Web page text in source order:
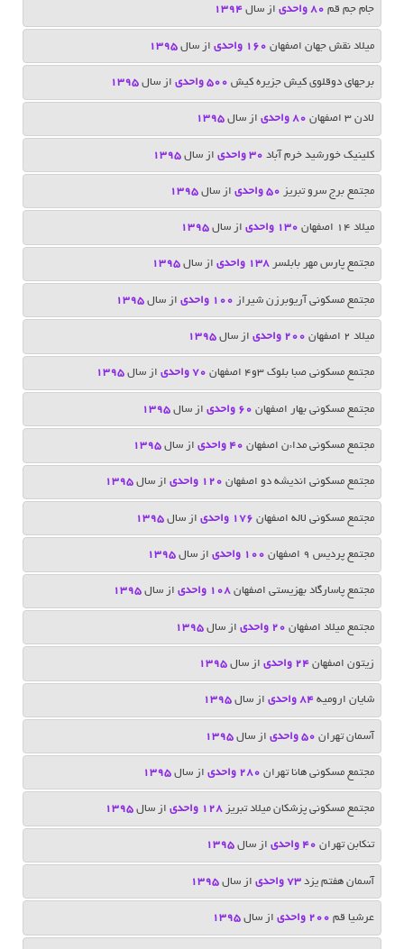
جام جم قم 80 واحدی از سال 1394
میلاد نقش جهان اصفهان 160 واحدی از سال 1395
برجهای دوقلوی کیش جزیره کیش 500 واحدی از سال 1395
لادن ٣ اصفهان ٨٠ واحدی از سال 1395
کلینیک خورشید خرم آباد 30 واحدی از سال 1395
مجتمع برج سرو تبریز 50 واحدی از سال 1395
میلاد 14 اصفهان 130 واحدی از سال 1395
مجتمع پارس مهر بابلسر 138 واحدی از سال 1395
مجتمع مسکونی آریوبرزن شیراز 100 واحدی از سال 1395
میلاد 2 اصفهان 200 واحدی از سال 1395
مجتمع مسکونی صبا بلوک 3و4 اصفهان 70 واحدی از سال 1395
مجتمع مسکونی بهار اصفهان 60 واحدی از سال 1395
مجتمع مسکونی مداءن اصفهان 40 واحدی از سال 1395
مجتمع مسکونی اندیشه دو اصفهان 120 واحدی از سال 1395
مجتمع مسکونی لاله اصفهان 176 واحدی از سال 1395
مجتمع پردیس 9 اصفهان 100 واحدی از سال 1395
مجتمع پاسارگاد بهزیستی اصفهان 108 واحدی از سال 1395
مجتمع میلاد اصفهان 20 واحدی از سال 1395
زیتون اصفهان 24 واحدی از سال 1395
شایان ارومیه 84 واحدی از سال 1395
آسمان تهران 50 واحدی از سال 1395
مجتمع مسکونی هانا تهران 280 واحدی از سال 1395
مجتمع مسکونی پزشکان میلاد تبریز 128 واحدی از سال 1395
تنکابن تهران 40 واحدی از سال 1395
آسمان هفتم یزد 73 واحدی از سال 1395
عرشیا قم 200 واحدی از سال 1395